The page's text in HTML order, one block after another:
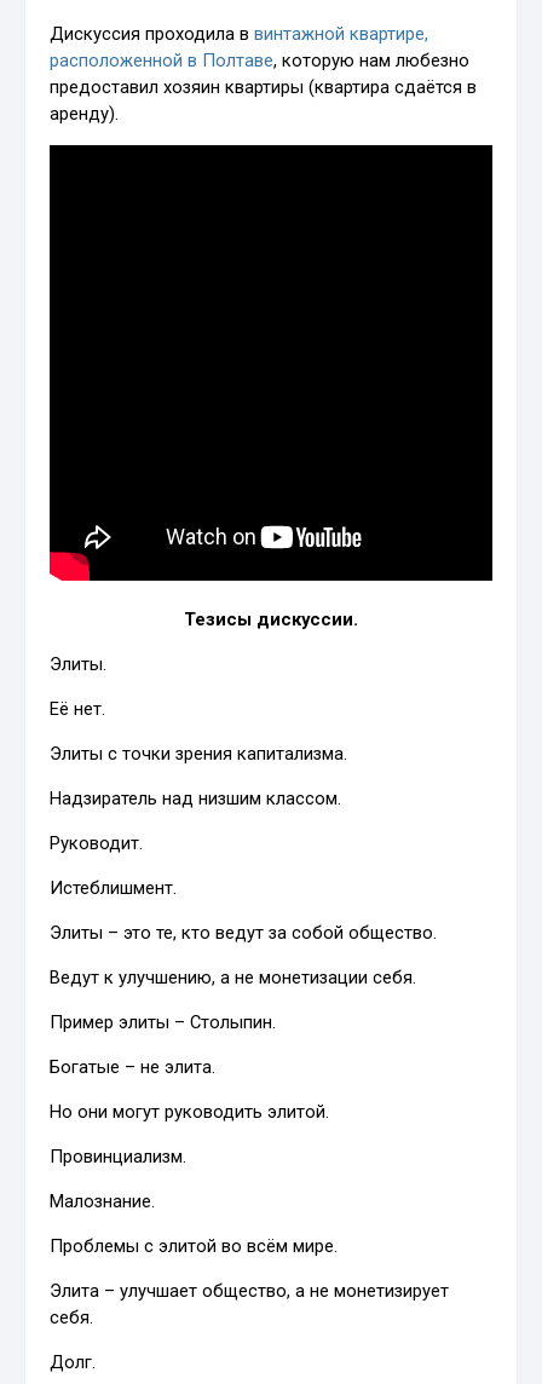
Дискуссия проходила ввинтажной квартире,
расположенной в Полтаве, которую нам любезно
предоставил хозяин квартиры (квартира сдаётся в
аренду).
Тезисы дискуссии.
Элиты.
Её нет.
Элиты с точки зрения капитализма.
Надзиратель над низшим классом.
Руководит.
Истеблишмент.
Элиты – это те, кто ведут за собой общество.
Ведут к улучшению, а не монетизации себя.
Пример элиты – Столыпин.
Богатые – не элита.
Но они могут руководить элитой.
Провинциализм.
Малознание.
Проблемы с элитой во всём мире.
Элита – улучшает общество, а не монетизирует
себя.
Долг.